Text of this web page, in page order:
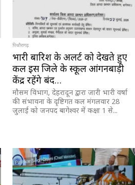
पिथौरागढ़
भारी बारिश के अलर्ट को देखते हुए
कल इस जिले के स्कूल आंगनबाड़ी
केंद्र रहेंगे बंद…
मौसम विभाग, देहरादून द्वारा जारी भारी वर्षा
की संभावना के दृष्टिगत कल मंगलवार 28
जुलाई को जनपद बागेश्वर में कक्षा 1 से...